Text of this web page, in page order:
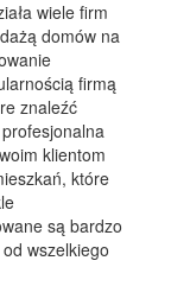
wiele firm
domów na
firmą
znaleźć
klientom
które
są bardzo
wszelkiego